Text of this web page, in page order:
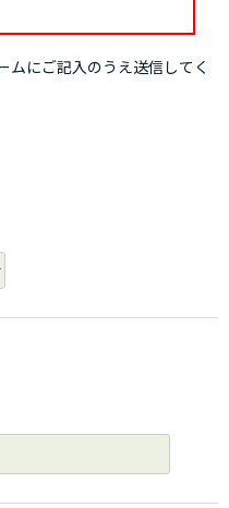
ムにご記入のうえ送信してく